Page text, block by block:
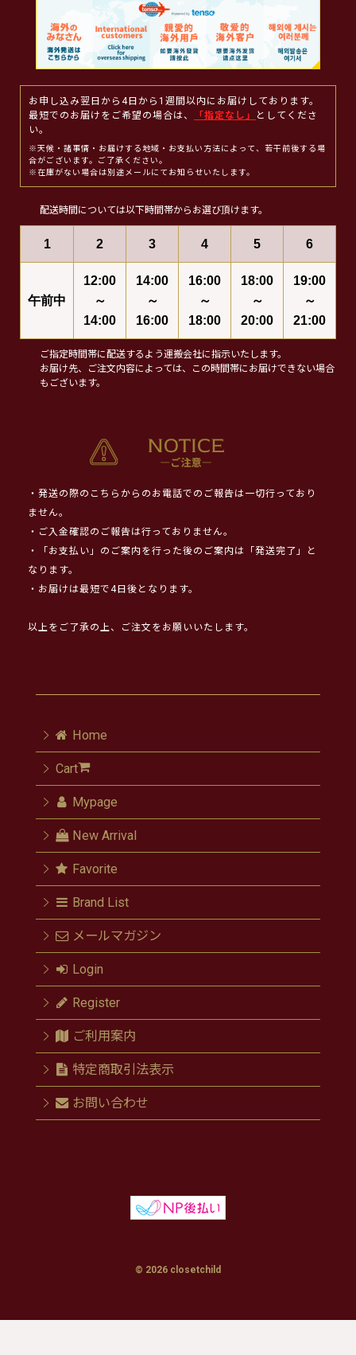
お申し込み翌日から4日から1週間以内にお届けしております。
最短でのお届けをご希望の場合は、
「指定なし」
としてくださ
い。
※天候・諸事情・お届けする地域・お支払い方法によって、若干前後する場
合がございます。ご了承ください。
※在庫がない場合は別途メールにてお知らせいたします。
配送時間については以下時間帯からお選び頂けます。
1 2 3 4 5 6
午前中
12:00
～
14:00
14:00
～
16:00
16:00
～
18:00
18:00
～
20:00
19:00
～
21:00
ご指定時間帯に配送するよう運搬会社に指示いたします。
お届け先、ご注文内容によっては、この時間帯にお届けできない場合
もございます。
・発送の際のこちらからのお電話でのご報告は一切行っており
ません。
・ご入金確認のご報告は行っておりません。
・「お支払い」のご案内を行った後のご案内は「発送完了」と
なります。
・お届けは最短で4日後となります。
以上をご了承の上、ご注文をお願いいたします。
Home
Cart
Mypage
New Arrival
Favorite
Brand List
メールマガジン
Login
Register
ご利用案内
特定商取引法表示
お問い合わせ
© 2026 closetchild